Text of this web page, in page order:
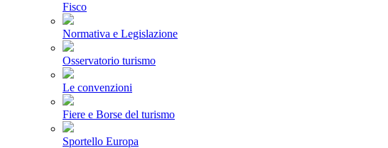
Fisco
Normativa e Legislazione
Osservatorio turismo
Le convenzioni
Fiere e Borse del turismo
Sportello Europa